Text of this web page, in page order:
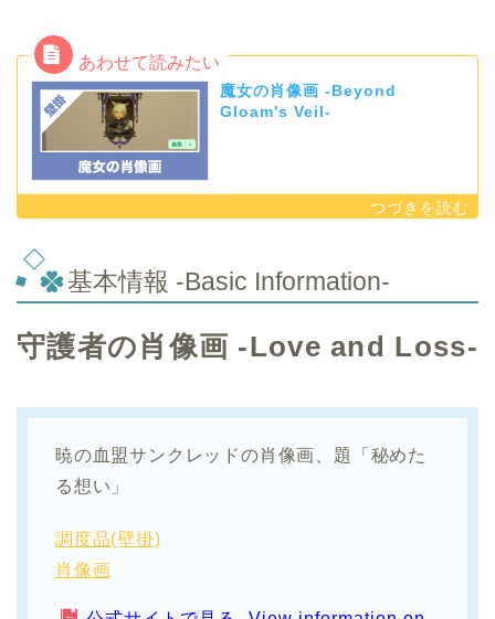
魔女の肖像画 -Beyond
Gloam's Veil-
基本情報 -Basic Information-
守護者の肖像画 -Love and Loss-
暁の血盟サンクレッドの肖像画、題「秘めた
る想い」
調度品(壁掛)
肖像画